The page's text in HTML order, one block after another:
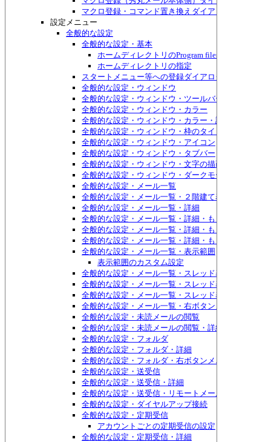
マクロ登録・コマンド置き換えダイアログボックス
設定メニュー
全般的な設定
全般的な設定・基本
ホームディレクトリのProgram filesフォルダ配下
ホームディレクトリの指定
スタートメニュー等への登録ダイアログボックス
全般的な設定・ウィンドウ
全般的な設定・ウィンドウ・ツールバーの詳細
全般的な設定・ウィンドウ・カラー
全般的な設定・ウィンドウ・カラー・詳細
全般的な設定・ウィンドウ・枠のタイトルバー
全般的な設定・ウィンドウ・アイコン
全般的な設定・ウィンドウ・タブバー
全般的な設定・ウィンドウ・文字の描画
全般的な設定・ウィンドウ・ダークモード
全般的な設定・メール一覧
全般的な設定・メール一覧・２階建て表示のスタイル
全般的な設定・メール一覧・詳細
全般的な設定・メール一覧・詳細・もっと詳細1
全般的な設定・メール一覧・詳細・もっと詳細2
全般的な設定・メール一覧・詳細・もっと詳細3
全般的な設定・メール一覧・表示範囲
表示範囲のカスタム設定
全般的な設定・メール一覧・スレッド表示
全般的な設定・メール一覧・スレッド表示・詳細
全般的な設定・メール一覧・スレッド表示・詳細・
全般的な設定・メール一覧・右ボタンメニュー
全般的な設定・未読メールの閲覧
全般的な設定・未読メールの閲覧・詳細
全般的な設定・フォルダ
全般的な設定・フォルダ・詳細
全般的な設定・フォルダ・右ボタンメニュー
全般的な設定・送受信
全般的な設定・送受信・詳細
全般的な設定・送受信・リモートメール
全般的な設定・ダイヤルアップ接続
全般的な設定・定期受信
アカウントごとの定期受信の設定
全般的な設定・定期受信・詳細